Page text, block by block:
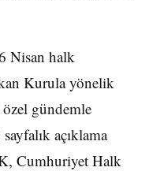
Nisan halk
Kurula yönelik
gündemle
açıklama
Cumhuriyet Halk